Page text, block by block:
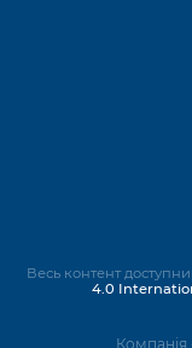
Компанія
Весь контент
4.0